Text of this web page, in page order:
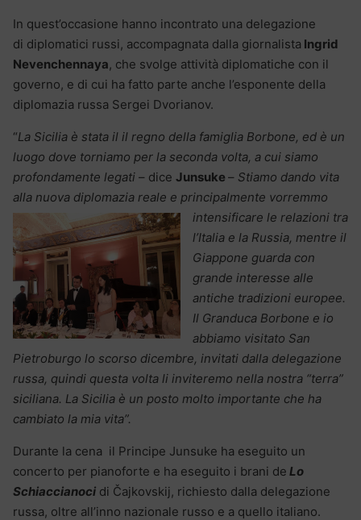
In quest’occasione hanno incontrato una delegazione
di diplomatici russi, accompagnata dalla giornalista Ingrid
Nevenchennaya, che svolge attività diplomatiche con il
governo, e di cui ha fatto parte anche l’esponente della
diplomazia russa Sergei Dvorianov.
“La Sicilia è stata il il regno della famiglia Borbone, ed è un
luogo dove torniamo per la seconda volta, a cui siamo
profondamente legati – dice Junsuke – Stiamo dando vita
alla nuova diplomazia reale e principalmente vorremmo
intensificare le relazioni tra
l’Italia e la Russia, mentre il
Giappone guarda con
grande interesse alle
antiche tradizioni europee.
Il Granduca Borbone e io
abbiamo visitato San
Pietroburgo lo scorso dicembre, invitati dalla delegazione
russa, quindi questa volta li inviteremo nella nostra “terra”
siciliana. La Sicilia è un posto molto importante che ha
cambiato la mia vita”.
Durante la cena il Principe Junsuke ha eseguito un
concerto per pianoforte e ha eseguito i brani de Lo
Schiaccianoci di Čajkovskij, richiesto dalla delegazione
russa, oltre all’inno nazionale russo e a quello italiano.